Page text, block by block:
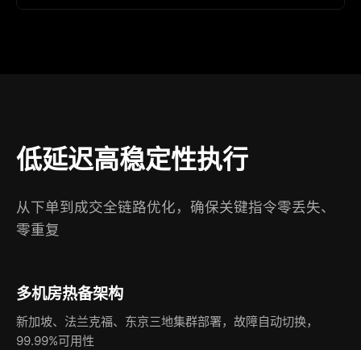
低延迟高稳定性执行
从下单到成交全链路优化，确保关键指令零丢失、
零重复
多机房热备架构
新加坡、法兰克福、东京三地集群部署，故障自动切换，
99.99%可用性